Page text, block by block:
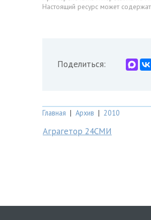
Настоящий ресурс может
Поделиться:
Главная | Архив | 2010
Аграгетор 24СМИ